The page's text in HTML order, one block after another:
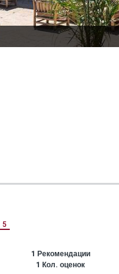
5
1 Рекомендации
1 Кол. оценок